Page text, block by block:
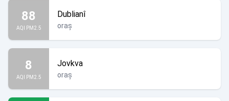
88
AQI PM2.5
Dublianî
oraș
8
AQI PM2.5
Jovkva
oraș